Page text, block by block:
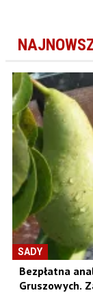
SADY
Bezpłatna
Gruszowych.